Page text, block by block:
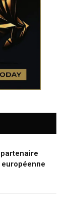
européenne